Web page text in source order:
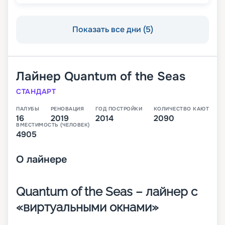
Показать все дни (5)
Лайнер Quantum of the Seas
СТАНДАРТ
ПАЛУБЫ
16
РЕНОВАЦИЯ
2019
ГОД ПОСТРОЙКИ
2014
КОЛИЧЕСТВО КАЮТ
2090
ВМЕСТИМОСТЬ (ЧЕЛОВЕК)
4905
О лайнере
Quantum of the Seas – лайнер с
«виртуальными окнами»